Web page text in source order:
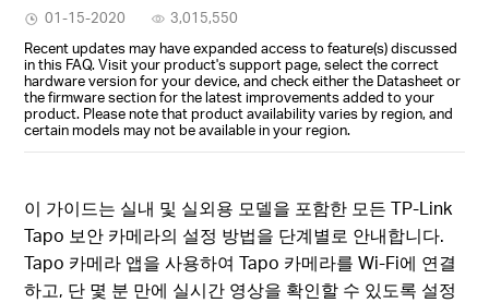
01-15-2020
3,015,550
Recent updates may have expanded access to feature(s) discussed
in this FAQ. Visit your product's support page, select the correct
hardware version for your device, and check either the Datasheet or
the firmware section for the latest improvements added to your
product. Please note that product availability varies by region, and
certain models may not be available in your region.
이 가이드는 실내 및 실외용 모델을 포함한 모든 TP-Link
Tapo 보안 카메라의 설정 방법을 단계별로 안내합니다.
Tapo 카메라 앱을 사용하여 Tapo 카메라를 Wi-Fi에 연결
하고, 단 몇 분 만에 실시간 영상을 확인할 수 있도록 설정